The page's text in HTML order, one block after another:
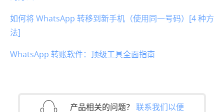
如何将 WhatsApp 转移到新手机（使用同一号码）[4 种方
法]
WhatsApp 转账软件：顶级工具全面指南
产品相关的问题？ 联系我们以便